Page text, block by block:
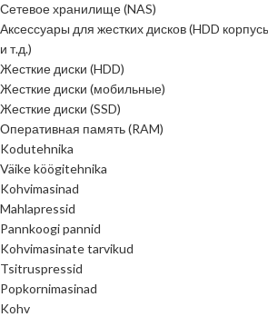
Сетевое хранилище (NAS)
Аксессуары для жестких дисков (HDD
и т.д.)
Жесткие диски (HDD)
Жесткие диски (мобильные)
Жесткие диски (SSD)
Оперативная память (RAM)
Kodutehnika
Väike köögitehnika
Kohvimasinad
Mahlapressid
Pannkoogi pannid
Kohvimasinate tarvikud
Tsitruspressid
Popkornimasinad
Kohv